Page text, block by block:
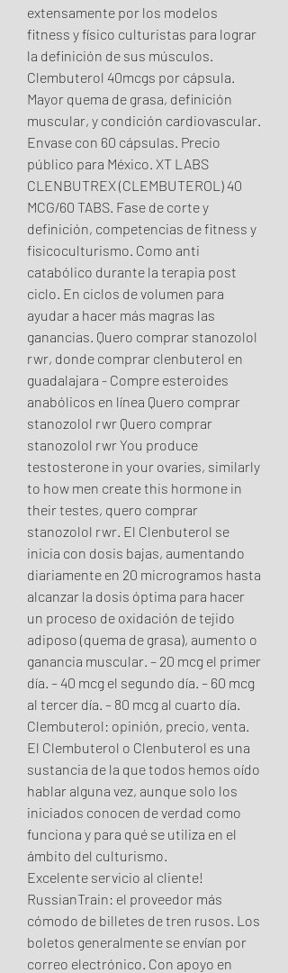
extensamente por los modelos
fitness y físico culturistas para lograr
la definición de sus músculos.
Clembuterol 40mcgs por cápsula.
Mayor quema de grasa, definición
muscular, y condición cardiovascular.
Envase con 60 cápsulas. Precio
público para México. XT LABS
CLENBUTREX (CLEMBUTEROL) 40
MCG/60 TABS. Fase de corte y
definición, competencias de fitness y
fisicoculturismo. Como anti
catabólico durante la terapia post
ciclo. En ciclos de volumen para
ayudar a hacer más magras las
ganancias. Quero comprar stanozolol
rwr, donde comprar clenbuterol en
guadalajara - Compre esteroides
anabólicos en línea Quero comprar
stanozolol rwr Quero comprar
stanozolol rwr You produce
testosterone in your ovaries, similarly
to how men create this hormone in
their testes, quero comprar
stanozolol rwr. El Clenbuterol se
inicia con dosis bajas, aumentando
diariamente en 20 microgramos hasta
alcanzar la dosis óptima para hacer
un proceso de oxidación de tejido
adiposo (quema de grasa), aumento o
ganancia muscular. – 20 mcg el primer
día. – 40 mcg el segundo día. – 60 mcg
al tercer día. – 80 mcg al cuarto día.
Clembuterol: opinión, precio, venta.
El Clembuterol o Clenbuterol es una
sustancia de la que todos hemos oído
hablar alguna vez, aunque solo los
iniciados conocen de verdad como
funciona y para qué se utiliza en el
ámbito del culturismo.
Excelente servicio al cliente!
RussianTrain: el proveedor más
cómodo de billetes de tren rusos. Los
boletos generalmente se envían por
correo electrónico. Con apoyo en